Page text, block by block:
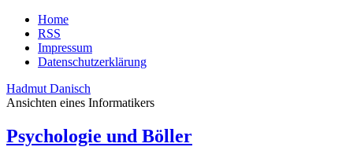
Home
RSS
Impressum
Datenschutzerklärung
Hadmut Danisch
Ansichten eines Informatikers
Psychologie und Böller